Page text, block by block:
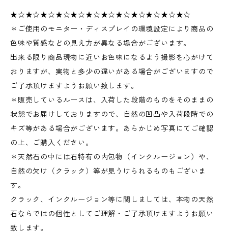
★☆★☆★☆★☆★☆★☆★☆★☆★☆★☆★☆★☆
＊ご使用のモニター・ディスプレイの環境設定により商品の
色味や質感などの見え方が異なる場合がございます。
出来る限り商品現物に近いお色味になるよう撮影を心がけて
おりますが、実物と多少の違いがある場合がございますので
ご了承頂けますようお願い致します。
＊販売しているルースは、入荷した段階のものをそのままの
状態でお届けしておりますので、自然の凹凸や入荷段階での
キズ等がある場合がございます。あらかじめ写真にてご確認
の上、ご購入ください。
＊天然石の中には石特有の内包物（インクルージョン）や、
自然の欠け（クラック）等が見うけられるものもございま
す。
クラック、インクルージョン等に関しましては、本物の天然
石ならではの個性としてご理解・ご了承頂けますようお願い
致します。